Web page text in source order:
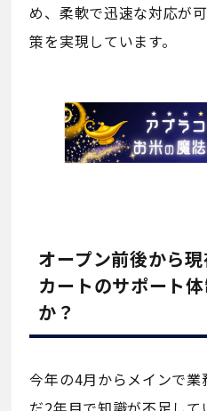
め、柔軟で迅速な対応が
策を実現しています。
オープン前後から
カートのサポート
か？
今年の4月からメインで